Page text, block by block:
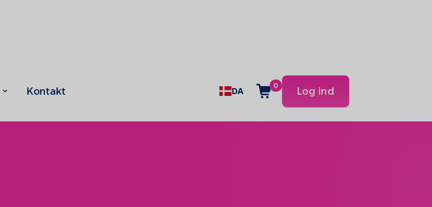
Kontakt DA 0 Log ind